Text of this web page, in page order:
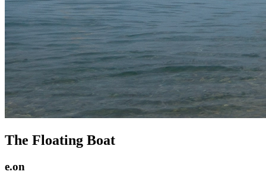
The Floating Boat
e.on